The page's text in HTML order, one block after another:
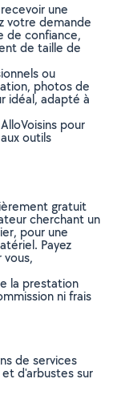
une
votre demande
de confiance,
de taille de
ou
photos de
idéal, adapté à
pour
outils
gratuit
cherchant un
pour une
Payez
la prestation
ni frais
de services
d'arbustes sur